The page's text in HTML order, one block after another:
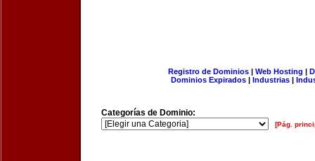
Registro de Dominios| Web Hosting |
Dominios Expirados | Industrias |
Categorías de Dominio:
[Pág.